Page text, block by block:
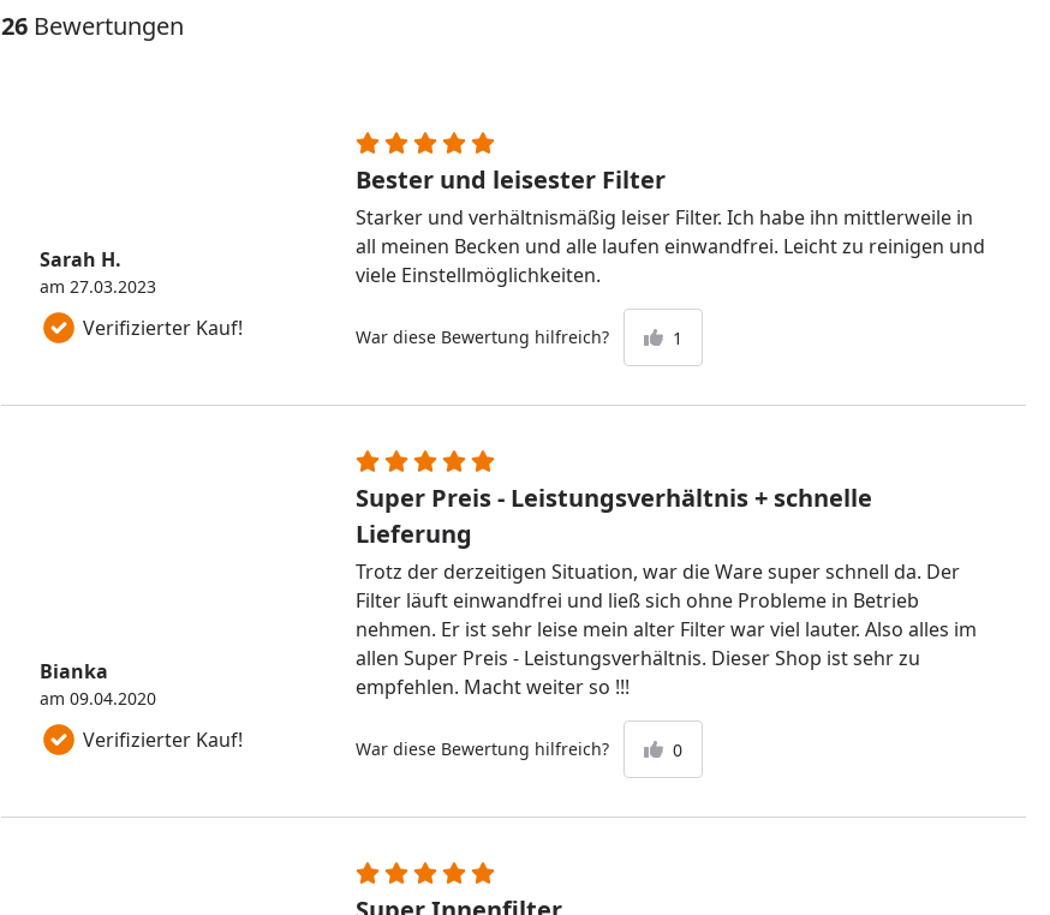
26Bewertungen
Verifizierter Kauf!
Sarah H.
am 27.03.2023
Bester und leisester Filter
Starker und verhältnismäßig leiser Filter. Ich habe ihn mittlerweile in
all meinen Becken und alle laufen einwandfrei. Leicht zu reinigen und
viele Einstellmöglichkeiten.
War diese Bewertung hilfreich? 1
Verifizierter Kauf!
Bianka
am 09.04.2020
Super Preis - Leistungsverhältnis + schnelle
Lieferung
Trotz der derzeitigen Situation, war die Ware super schnell da. Der
Filter läuft einwandfrei und ließ sich ohne Probleme in Betrieb
nehmen. Er ist sehr leise mein alter Filter war viel lauter. Also alles im
allen Super Preis - Leistungsverhältnis. Dieser Shop ist sehr zu
empfehlen. Macht weiter so !!!
War diese Bewertung hilfreich? 0